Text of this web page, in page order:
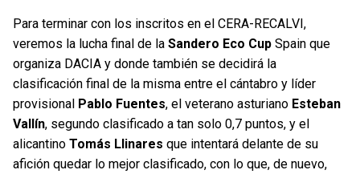
Para terminar con los inscritos en el CERA-RECALVI,
veremos la lucha final de la Sandero Eco Cup Spain que
organiza DACIA y donde también se decidirá la
clasificación final de la misma entre el cántabro y líder
provisional Pablo Fuentes, el veterano asturiano Esteban
Vallín, segundo clasificado a tan solo 0,7 puntos, y el
alicantino Tomás Llinares que intentará delante de su
afición quedar lo mejor clasificado, con lo que, de nuevo,